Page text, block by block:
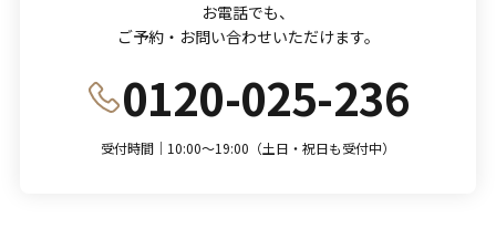
お電話でも、
ご予約・お問い合わせいただけます。
0120-025-236
受付時間｜10:00～19:00（土日・祝日も受付中）